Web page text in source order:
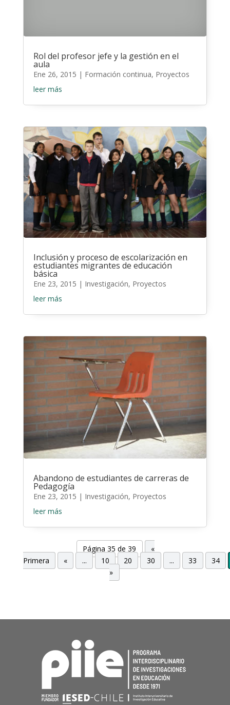
Rol del profesor jefe y la gestión en el
aula
Ene 26, 2015 | Formación continua, Proyectos
leer más
Inclusión y proceso de escolarización en
estudiantes migrantes de educación
básica
Ene 23, 2015 | Investigación, Proyectos
leer más
Abandono de estudiantes de carreras de
Pedagogía
Ene 23, 2015 | Investigación, Proyectos
leer más
Página 35 de 39
«
Primera
« ... 10 20 30 ... 33
34
»